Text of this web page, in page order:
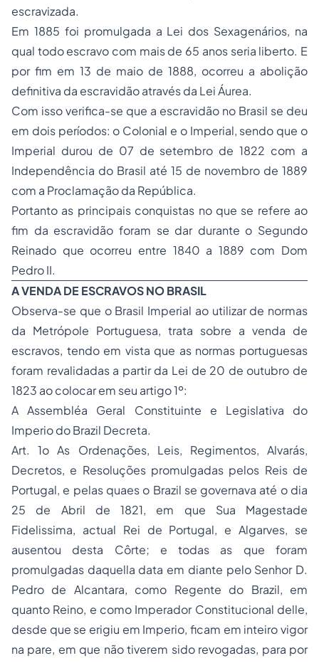
escravizada.
Em 1885 foi promulgada a Lei dos Sexagenários, na
qual todo escravo com mais de 65 anos seria liberto. E
por fim em 13 de maio de 1888, ocorreu a abolição
definitiva da escravidão através da Lei Áurea.
Com isso verifica-se que a escravidão no Brasil se deu
em dois períodos: o Colonial e o Imperial, sendo que o
Imperial durou de 07 de setembro de 1822 com a
Independência do Brasil até 15 de novembro de 1889
com a Proclamação da República.
Portanto as principais conquistas no que se refere ao
fim da escravidão foram se dar durante o Segundo
Reinado que ocorreu entre 1840 a 1889 com Dom
Pedro II.
A VENDA DE ESCRAVOS NO BRASIL
Observa-se que o Brasil Imperial ao utilizar de normas
da Metrópole Portuguesa, trata sobre a venda de
escravos, tendo em vista que as normas portuguesas
foram revalidadas a partir da Lei de 20 de outubro de
1823 ao colocar em seu artigo 1º:
A Assembléa Geral Constituinte e Legislativa do
Imperio do Brazil Decreta.
Art. 1o As Ordenações, Leis, Regimentos, Alvarás,
Decretos, e Resoluções promulgadas pelos Reis de
Portugal, e pelas quaes o Brazil se governava até o dia
25 de Abril de 1821, em que Sua Magestade
Fidelissima, actual Rei de Portugal, e Algarves, se
ausentou desta Côrte; e todas as que foram
promulgadas daquella data em diante pelo Senhor D.
Pedro de Alcantara, como Regente do Brazil, em
quanto Reino, e como Imperador Constitucional delle,
desde que se erigiu em Imperio, ficam em inteiro vigor
na pare, em que não tiverem sido revogadas, para por